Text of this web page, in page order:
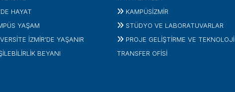
HAYAT
YAŞAM
İZMİR'DE YAŞANIR
BEYANI
KAMPÜSİZMIR
STÜDYO VE LABORATUVARLAR
PROJE GELIŞTIRME VE TEKNOLOJI
TRANSFER OFISI